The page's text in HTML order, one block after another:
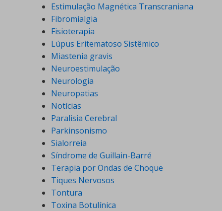
Estimulação Magnética Transcraniana
Fibromialgia
Fisioterapia
Lúpus Eritematoso Sistêmico
Miastenia gravis
Neuroestimulação
Neurologia
Neuropatias
Notícias
Paralisia Cerebral
Parkinsonismo
Sialorreia
Síndrome de Guillain-Barré
Terapia por Ondas de Choque
Tiques Nervosos
Tontura
Toxina Botulínica